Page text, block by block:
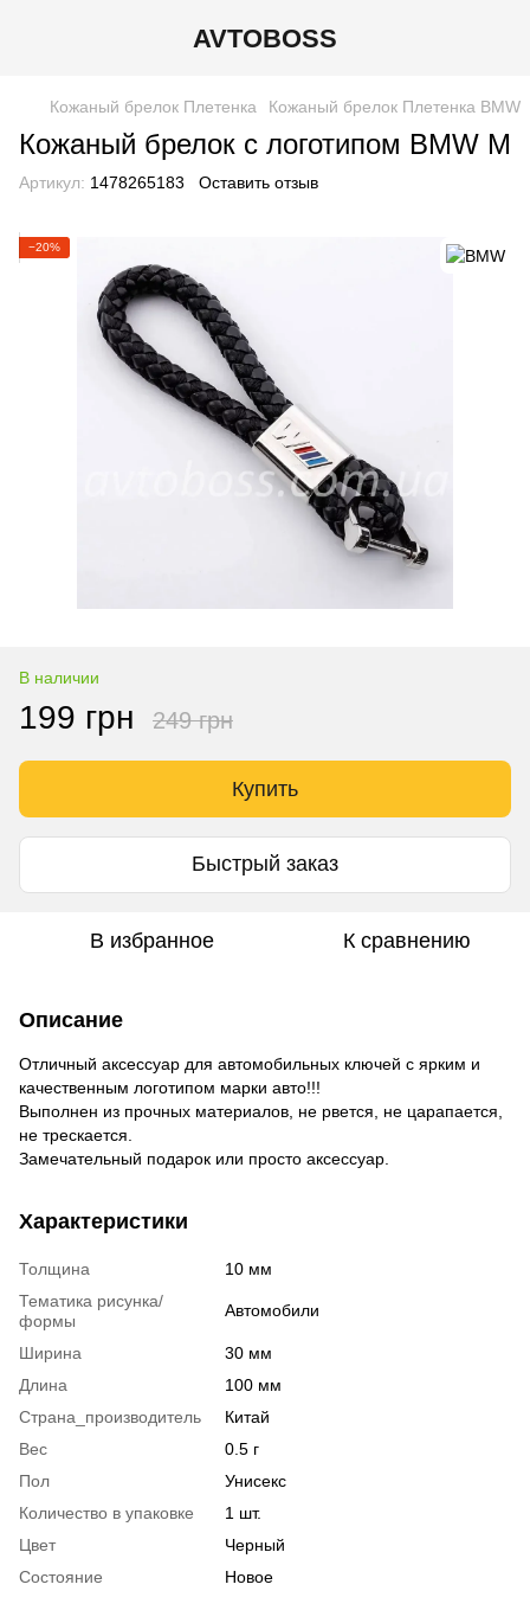
AVTOBOSS
Кожаный брелок Плетенка Кожаный брелок Плетенка BMW
Кожаный брелок с логотипом BMW M
Артикул: 1478265183 Оставить отзыв
−20%
В наличии
199 грн 249 грн
Купить
Быстрый заказ
В избранное К сравнению
Описание
Отличный аксессуар для автомобильных ключей с ярким и
качественным логотипом марки авто!!!
Выполнен из прочных материалов, не рвется, не царапается,
не трескается.
Замечательный подарок или просто аксессуар.
Характеристики
Толщина
10 мм
Тематика рисунка/
формы
Автомобили
Ширина
30 мм
Длина
100 мм
Страна_производитель
Китай
Вес
0.5 г
Пол
Унисекс
Количество в упаковке
1 шт.
Цвет
Черный
Состояние
Новое